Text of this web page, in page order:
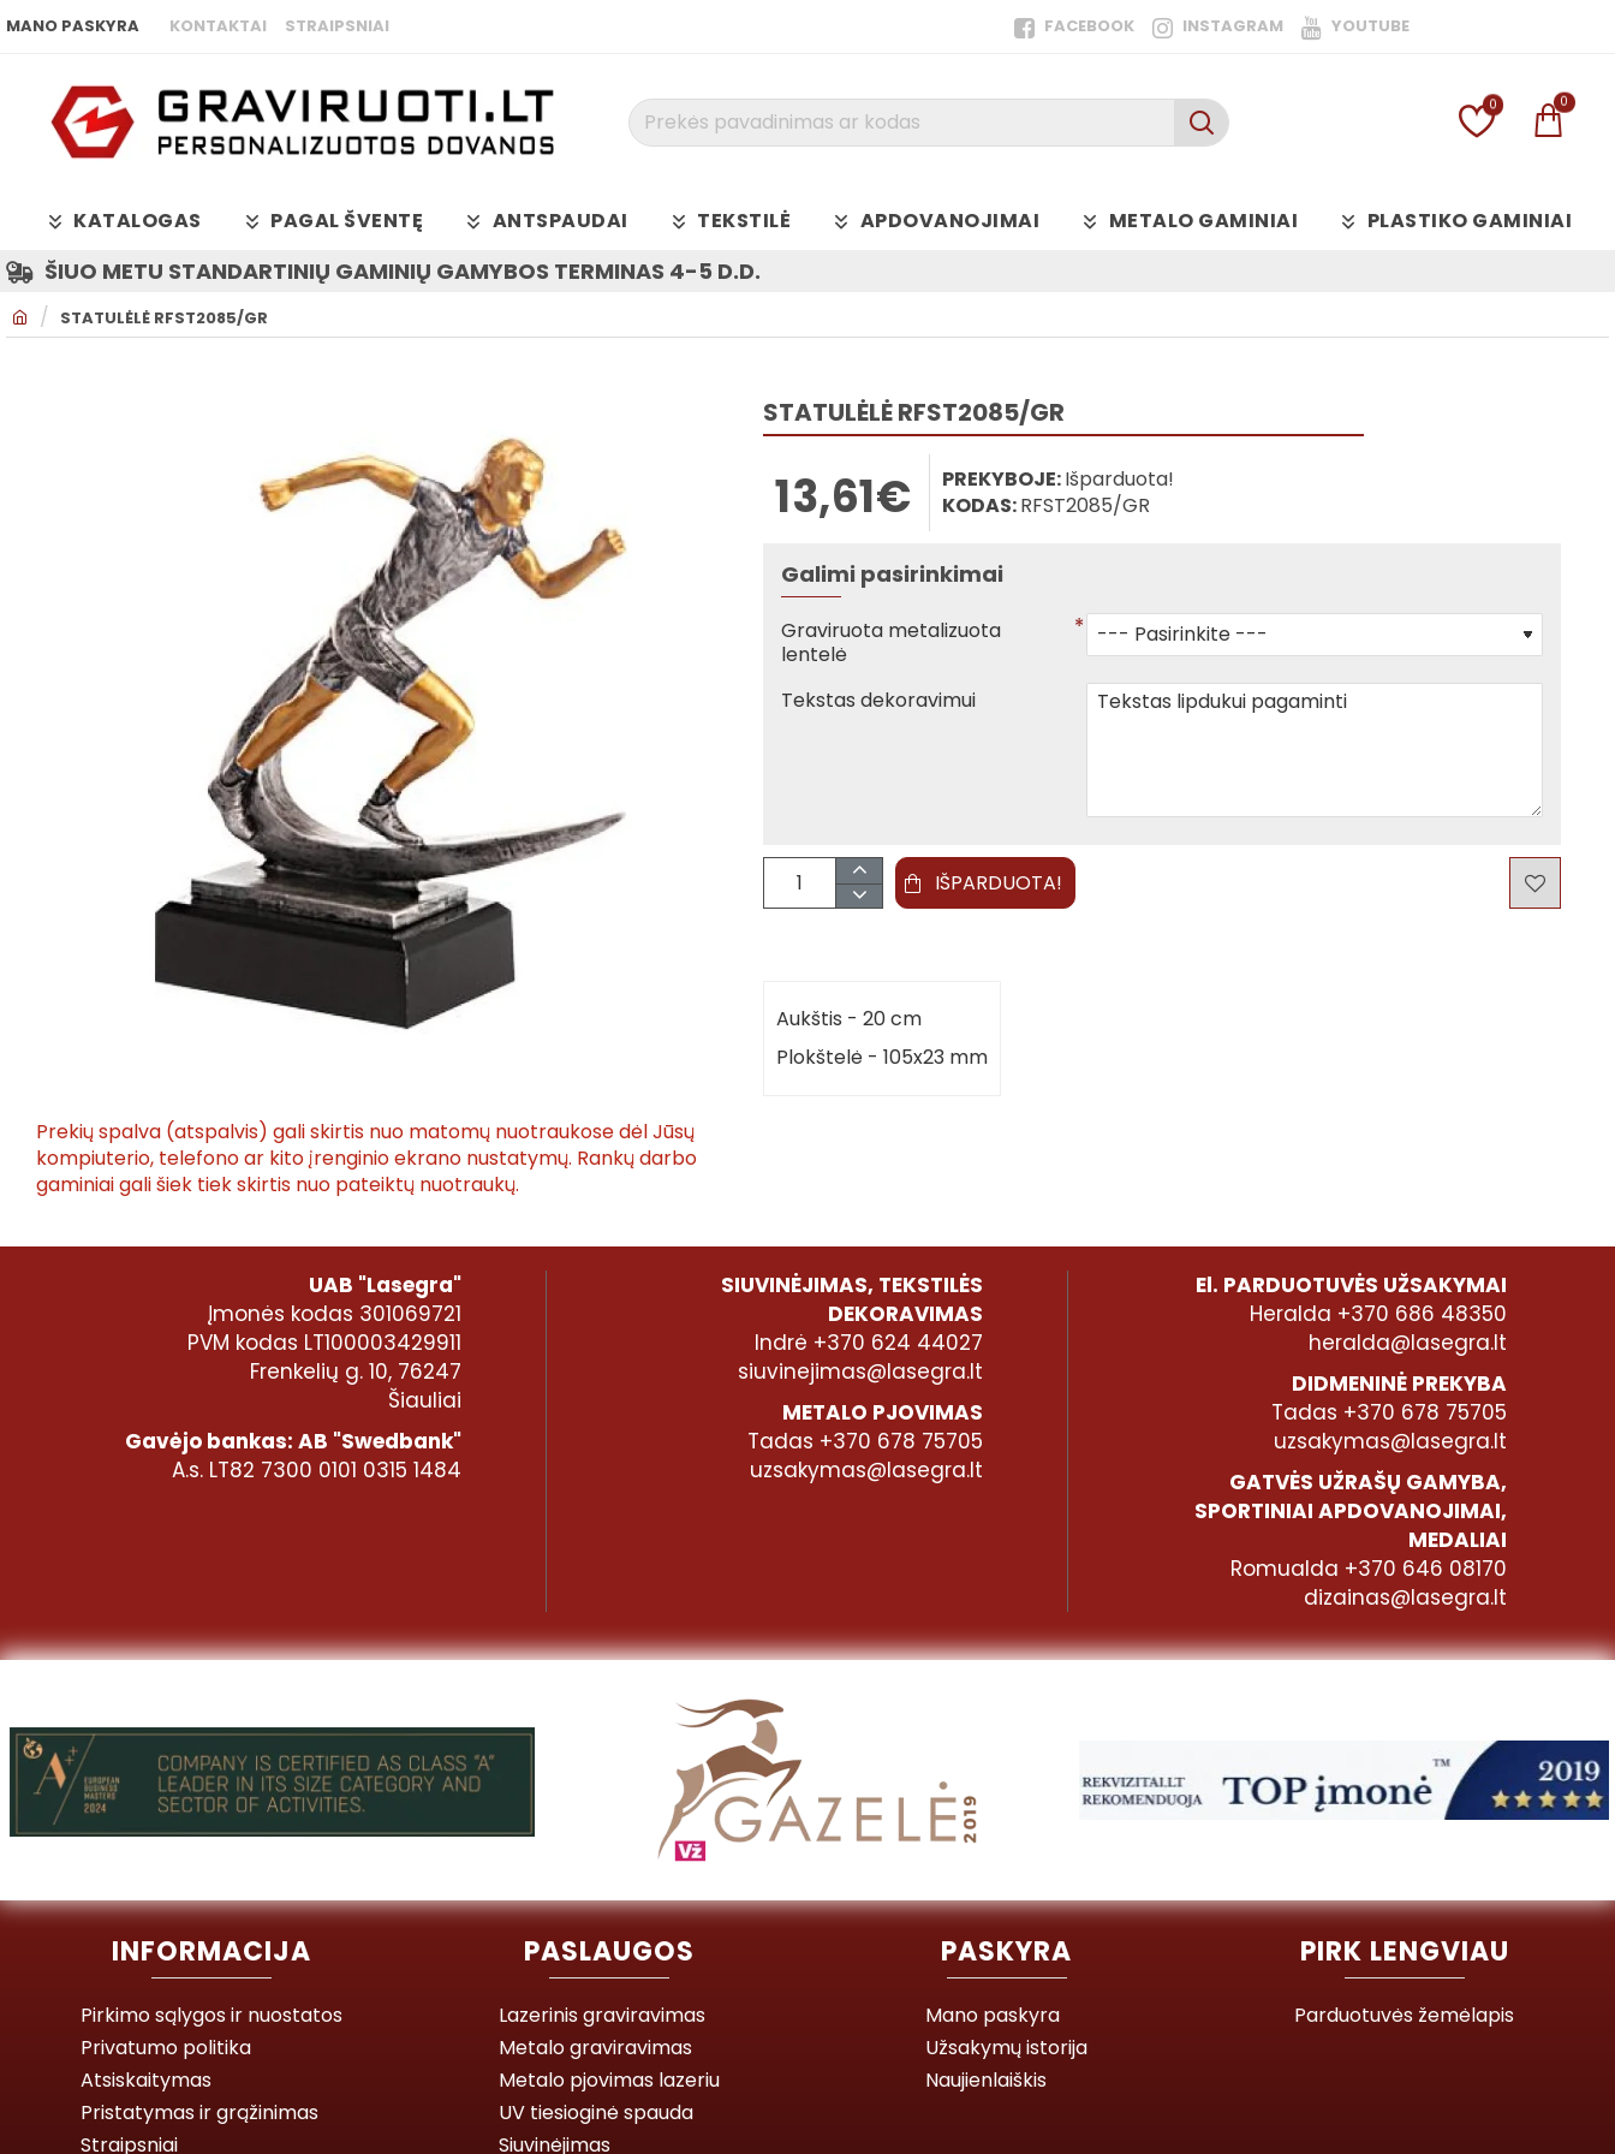
MANO PASKYRA KONTAKTAI STRAIPSNIAI FACEBOOK INSTAGRAM YOUTUBE
Prekės
kodas
0 0
KATALOGAS PAGAL ŠVENTĘ ANTSPAUDAI TEKSTILĖ APDOVANOJIMAI METALO GAMINIAI PLASTIKO GAMINIAI
O
STATULĖLĖ RFST2085/GR
ŠIUO METU STANDARTINIŲ GAMINIŲ GAMYBOS TERMINAS 4-5 D.D.
Prekių spalva (atspalvis) gali skirtis nuo matomų nuotraukose dėl Jūsų
kompiuterio, telefono ar kito įrenginio ekrano nustatymų. Rankų darbo
gaminiai gali šiek tiek skirtis nuo pateiktų nuotraukų.
STATULĖLĖ RFST2085/GR
13,61€ PREKYBOJE:Išparduota!
KODAS:RFST2085/GR
Galimi pasirinkimai
Graviruota metalizuota
lentelė
Tekstas dekoravimui
IŠPARDUOTA!
Aukštis - 20 cm
Plokštelė - 105x23 mm
UAB "Lasegra"
Įmonės kodas 301069721
PVM kodas LT100003429911
Frenkelių g. 10, 76247
Šiauliai
Gavėjo bankas: AB "Swedbank"
A.s. LT82 7300 0101 0315 1484
SIUVINĖJIMAS, TEKSTILĖS
DEKORAVIMAS
Indrė +370 624 44027
siuvinejimas@lasegra.lt
METALO PJOVIMAS
Tadas +370 678 75705
uzsakymas@lasegra.lt
El. PARDUOTUVĖS UŽSAKYMAI
Heralda +370 686 48350
heralda@lasegra.lt
DIDMENINĖ PREKYBA
Tadas +370 678 75705
uzsakymas@lasegra.lt
GATVĖS UŽRAŠŲ GAMYBA,
SPORTINIAI APDOVANOJIMAI,
MEDALIAI
Romualda +370 646 08170
dizainas@lasegra.lt
INFORMACIJA
Pirkimo sąlygos ir nuostatos
Privatumo politika
Atsiskaitymas
Pristatymas ir grąžinimas
Straipsniai
PASLAUGOS
Lazerinis graviravimas
Metalo graviravimas
Metalo pjovimas lazeriu
UV tiesioginė spauda
Siuvinėjimas
PASKYRA
Mano paskyra
Užsakymų istorija
Naujienlaiškis
PIRK LENGVIAU
Parduotuvės žemėlapis